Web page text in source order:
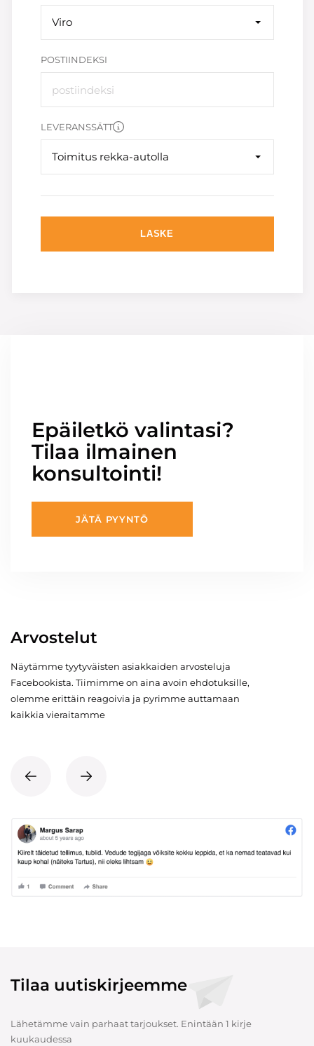
Viro
POSTIINDEKSI
LEVERANSSÄTT
Toimitus rekka-autolla
LASKE
Epäiletkö valintasi?
Tilaa ilmainen
konsultointi!
JÄTÄ PYYNTÖ
Arvostelut
Näytämme tyytyväisten asiakkaiden arvosteluja
Facebookista. Tiimimme on aina avoin ehdotuksille,
olemme erittäin reagoivia ja pyrimme auttamaan
kaikkia vieraitamme
Tilaa uutiskirjeemme
Lähetämme vain parhaat tarjoukset. Enintään 1 kirje
kuukaudessa